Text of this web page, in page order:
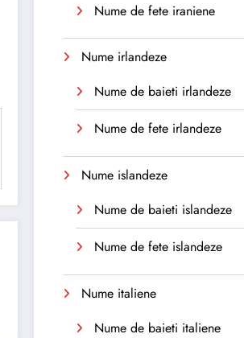
Nume de fete iraniene
Nume irlandeze
Nume de baieti irlandeze
Nume de fete irlandeze
Nume islandeze
Nume de baieti islandeze
Nume de fete islandeze
Nume italiene
Nume de baieti italiene